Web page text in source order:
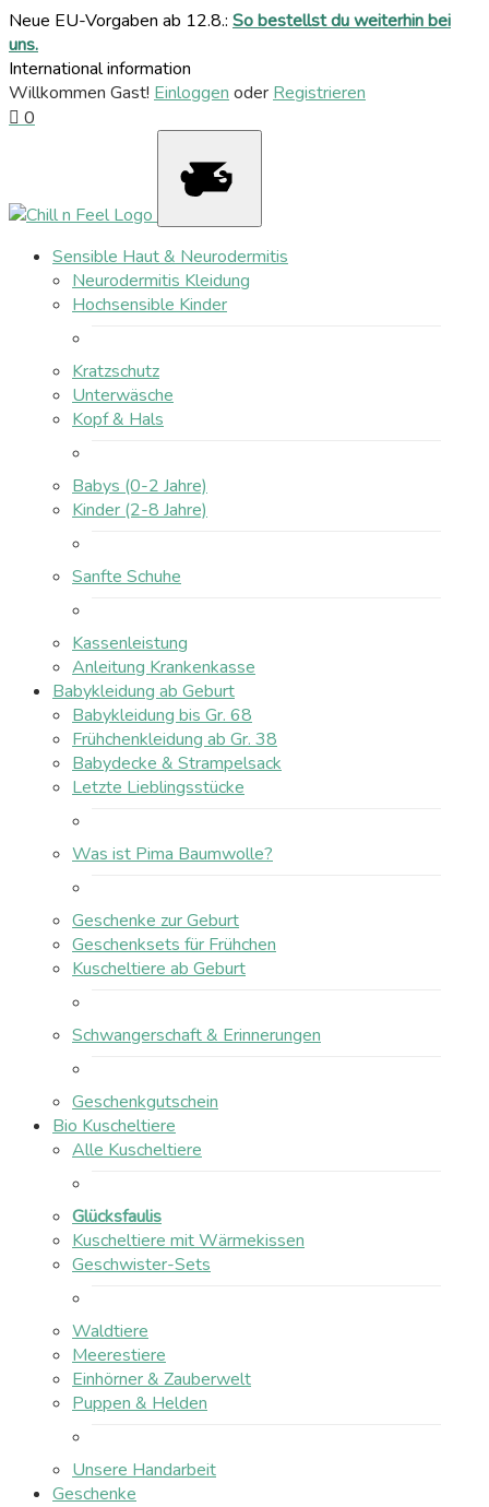
Neue EU-Vorgaben ab 12.8.: So bestellst du weiterhin bei
uns.
International information
Willkommen Gast! Einloggen oder Registrieren
0
Sensible Haut & Neurodermitis
Neurodermitis Kleidung
Hochsensible Kinder
Kratzschutz
Unterwäsche
Kopf & Hals
Babys (0-2 Jahre)
Kinder (2-8 Jahre)
Sanfte Schuhe
Kassenleistung
Anleitung Krankenkasse
Babykleidung ab Geburt
Babykleidung bis Gr. 68
Frühchenkleidung ab Gr. 38
Babydecke & Strampelsack
Letzte Lieblingsstücke
Was ist Pima Baumwolle?
Geschenke zur Geburt
Geschenksets für Frühchen
Kuscheltiere ab Geburt
Schwangerschaft & Erinnerungen
Geschenkgutschein
Bio Kuscheltiere
Alle Kuscheltiere
Glücksfaulis
Kuscheltiere mit Wärmekissen
Geschwister-Sets
Waldtiere
Meerestiere
Einhörner & Zauberwelt
Puppen & Helden
Unsere Handarbeit
Geschenke